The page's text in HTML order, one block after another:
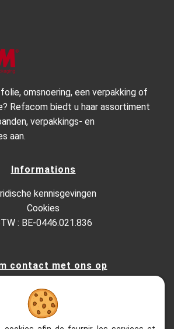
omsnoering, een verpakking of
Refacom biedt u haar assortiment
verpakkings- en
aan.
Informations
kennisgevingen
Cookies
: BE-0446.021.836
contact met ons op
195, 1651 Lot - Belgium